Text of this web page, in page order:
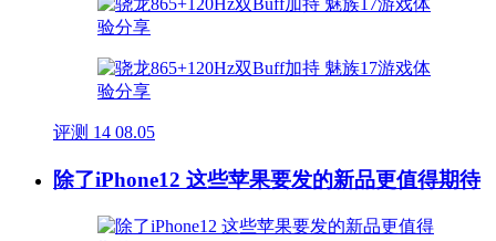
评测 14 08.05
除了iPhone12 这些苹果要发的新品更值得期待